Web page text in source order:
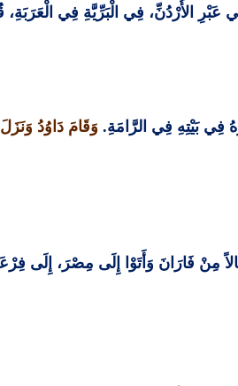
عَبْرِ الأُرْدُنِّ، فِي الْبَرِّيَّةِ فِي
فِي بَيْتِهِ فِي الرَّامَةِ. وَقَامَ دَاوُدُ
مِنْ فَارَانَ وَأَتَوْا إِلَى مِصْرَ، إِلَى